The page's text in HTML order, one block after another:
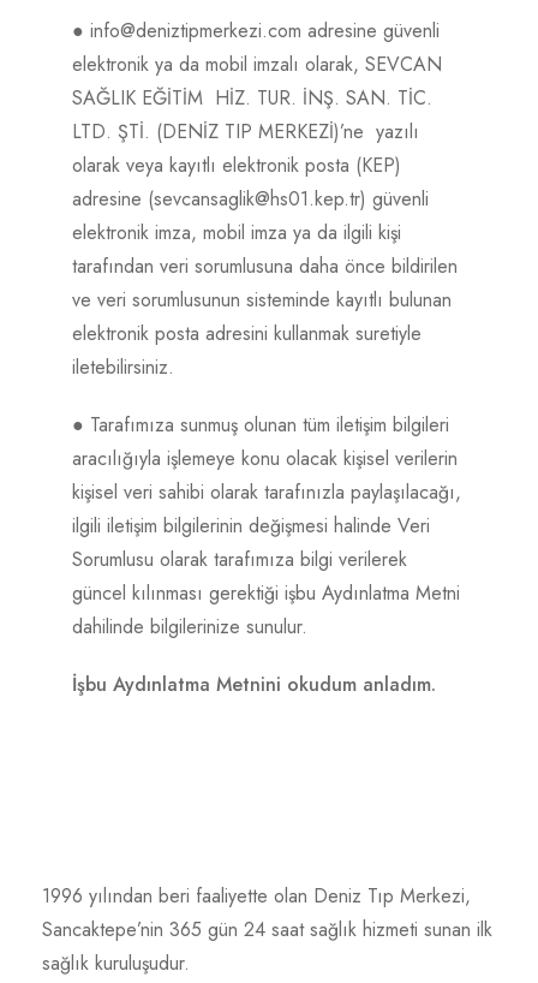
● info@deniztipmerkezi.com adresine güvenli
elektronik ya da mobil imzalı olarak, SEVCAN
SAĞLIK EĞİTİM HİZ. TUR. İNŞ. SAN. TİC.
LTD. ŞTİ. (DENİZ TIP MERKEZİ)’ne yazılı
olarak veya kayıtlı elektronik posta (KEP)
adresine (sevcansaglik@hs01.kep.tr) güvenli
elektronik imza, mobil imza ya da ilgili kişi
tarafından veri sorumlusuna daha önce bildirilen
ve veri sorumlusunun sisteminde kayıtlı bulunan
elektronik posta adresini kullanmak suretiyle
iletebilirsiniz.
● Tarafımıza sunmuş olunan tüm iletişim bilgileri
aracılığıyla işlemeye konu olacak kişisel verilerin
kişisel veri sahibi olarak tarafınızla paylaşılacağı,
ilgili iletişim bilgilerinin değişmesi halinde Veri
Sorumlusu olarak tarafımıza bilgi verilerek
güncel kılınması gerektiği işbu Aydınlatma Metni
dahilinde bilgilerinize sunulur.
İşbu Aydınlatma Metnini okudum anladım.
1996 yılından beri faaliyette olan Deniz Tıp Merkezi,
Sancaktepe’nin 365 gün 24 saat sağlık hizmeti sunan ilk
sağlık kuruluşudur.